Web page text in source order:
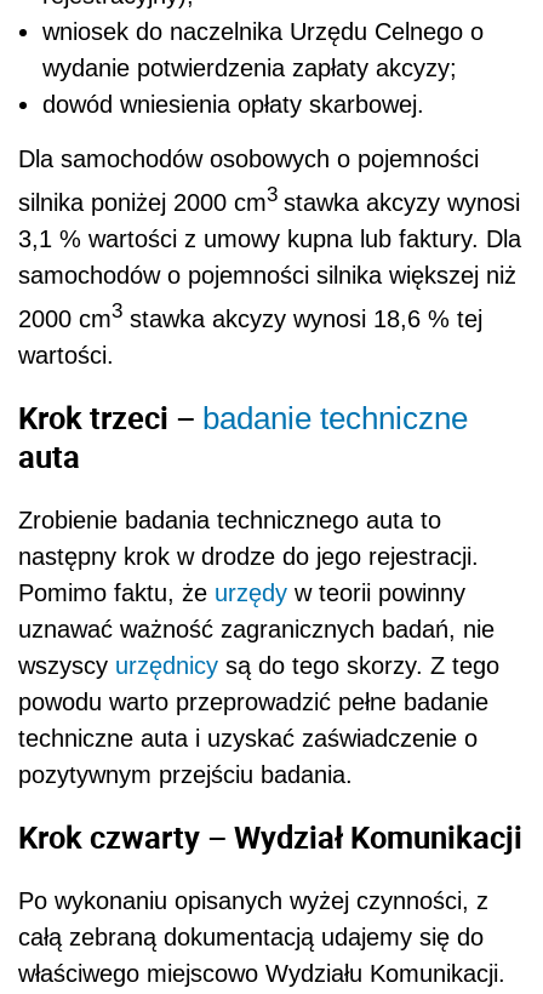
wniosek do naczelnika Urzędu Celnego o
wydanie potwierdzenia zapłaty akcyzy;
dowód wniesienia opłaty skarbowej.
Dla samochodów osobowych o pojemności
silnika poniżej 2000 cm3 stawka akcyzy wynosi
3,1 % wartości z umowy kupna lub faktury. Dla
samochodów o pojemności silnika większej niż
2000 cm3 stawka akcyzy wynosi 18,6 % tej
wartości.
Krok trzeci – badanie techniczne
auta
Zrobienie badania technicznego auta to
następny krok w drodze do jego rejestracji.
Pomimo faktu, że urzędy w teorii powinny
uznawać ważność zagranicznych badań, nie
wszyscy urzędnicy są do tego skorzy. Z tego
powodu warto przeprowadzić pełne badanie
techniczne auta i uzyskać zaświadczenie o
pozytywnym przejściu badania.
Krok czwarty – Wydział Komunikacji
Po wykonaniu opisanych wyżej czynności, z
całą zebraną dokumentacją udajemy się do
właściwego miejscowo Wydziału Komunikacji.